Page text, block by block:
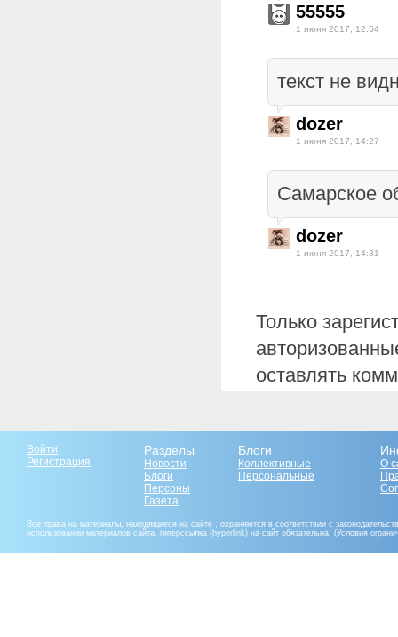
55555
1 июня 2017, 12:54
текст не
dozer
1 июня 2017, 14:27
Самарское
dozer
1 июня 2017, 14:31
Только
оставлять
Войти
Регистрация
Разделы
Новости
Блоги
Персоны
Газета
Блоги
Коллективные
Персональные
О
Все права на материалы, находящиеся на сайте , охраняются в соответствии с
использовании материалов сайта, гиперссылка (hyperlink) на сайт обязательна. (Условия